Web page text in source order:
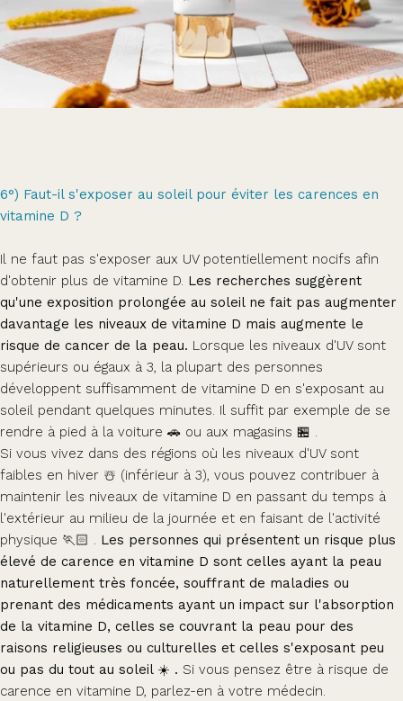
6°) Faut-il s'exposer au soleil pour éviter les carences en
vitamine D ?
Il ne faut pas s'exposer aux UV potentiellement nocifs afin
d'obtenir plus de vitamine D. Les recherches suggèrent
qu'une exposition prolongée au soleil ne fait pas augmenter
davantage les niveaux de vitamine D mais augmente le
risque de cancer de la peau. Lorsque les niveaux d'UV sont
supérieurs ou égaux à 3, la plupart des personnes
développent suffisamment de vitamine D en s'exposant au
soleil pendant quelques minutes. Il suffit par exemple de se
rendre à pied à la voiture 🚗 ou aux magasins 🏪 .
Si vous vivez dans des régions où les niveaux d'UV sont
faibles en hiver ☃️ (inférieur à 3), vous pouvez contribuer à
maintenir les niveaux de vitamine D en passant du temps à
l'extérieur au milieu de la journée et en faisant de l'activité
physique 🏃🏻 . Les personnes qui présentent un risque plus
élevé de carence en vitamine D sont celles ayant la peau
naturellement très foncée, souffrant de maladies ou
prenant des médicaments ayant un impact sur l'absorption
de la vitamine D, celles se couvrant la peau pour des
raisons religieuses ou culturelles et celles s'exposant peu
ou pas du tout au soleil ☀️ . Si vous pensez être à risque de
carence en vitamine D, parlez-en à votre médecin.